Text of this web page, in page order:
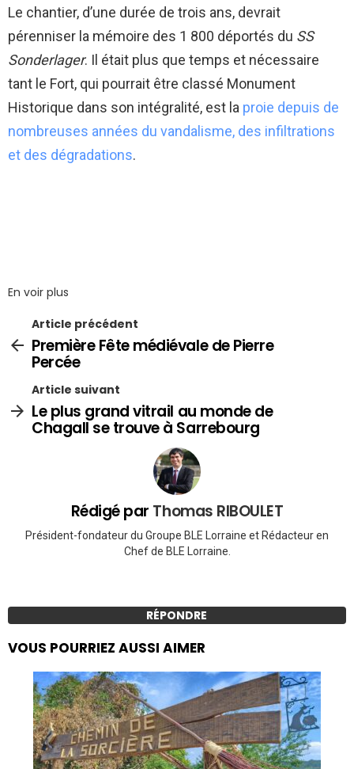
Le chantier, d’une durée de trois ans, devrait
pérenniser la mémoire des 1 800 déportés du SS
Sonderlager. Il était plus que temps et nécessaire
tant le Fort, qui pourrait être classé Monument
Historique dans son intégralité, est la proie depuis de
nombreuses années du vandalisme, des infiltrations
et des dégradations.
En voir plus
Article précédent
Première Fête médiévale de Pierre
Percée
Article suivant
Le plus grand vitrail au monde de
Chagall se trouve à Sarrebourg
Rédigé par Thomas RIBOULET
Président-fondateur du Groupe BLE Lorraine et Rédacteur en
Chef de BLE Lorraine.
RÉPONDRE
VOUS POURRIEZ AUSSI AIMER